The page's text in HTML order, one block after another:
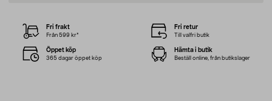
Fri frakt
Från 599 kr*
Fri retur
Till valfri butik
Öppet köp
365 dagar öppet köp
Hämta i butik
Beställ online, från butikslager